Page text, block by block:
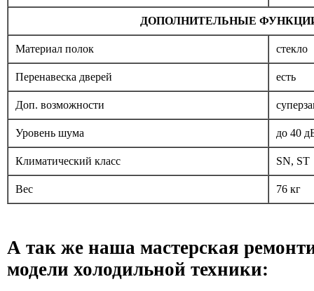
ДОПОЛНИТЕЛЬНЫЕ
Материал полок стекло
Перенавеска дверей есть
Доп. возможности
Уровень шума до 40
Климатический класс SN, ST
Вес 76 кг
А так же наша мастерская
модели холодильной техники: